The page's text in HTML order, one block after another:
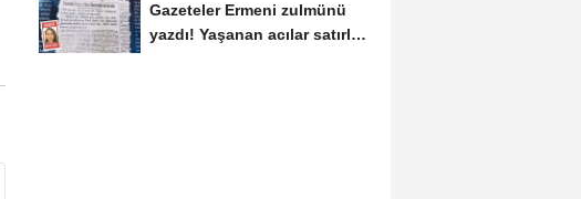
Gazeteler Ermeni zulmünü
yazdı! Yaşanan acılar satırlara